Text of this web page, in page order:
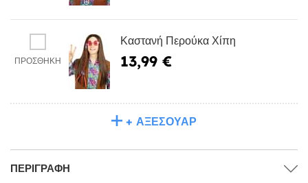
ΠΡΟΣΘΉΚΗ
Καστανή Περούκα Χίπη
13,99 €
+ ΑΞΕΣΟΥΆΡ
ΠΕΡΙΓΡΑΦΉ